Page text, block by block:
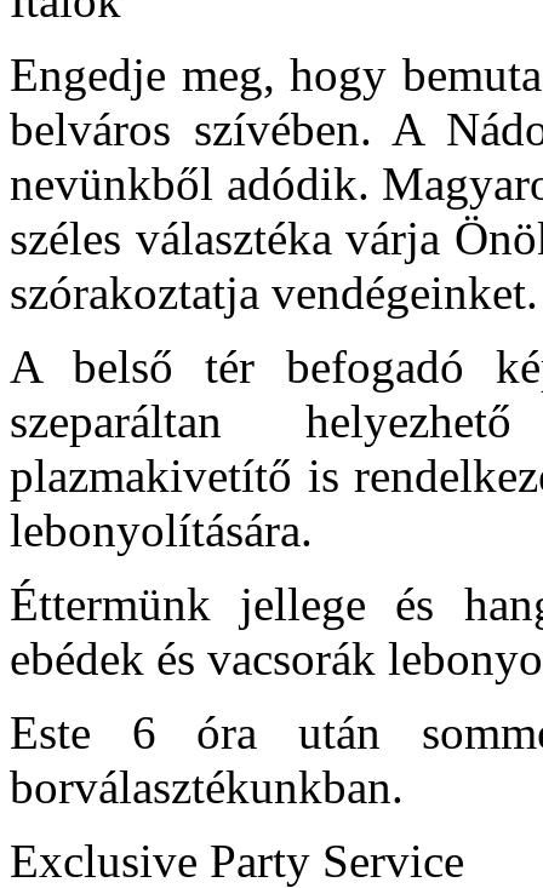
Engedje meg, hogy
belváros szívében. A
nevünkből adódik.
széles választéka várja
szórakoztatja vendégeinket.
A belső tér befogadó
szeparáltan
plazmakivetítő is
lebonyolítására.
Éttermünk jellege és
ebédek és vacsorák
Este 6 óra után
borválasztékunkban.
Exclusive Party Service